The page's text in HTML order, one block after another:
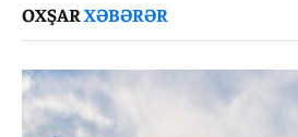
OXŞARXƏBƏRƏR